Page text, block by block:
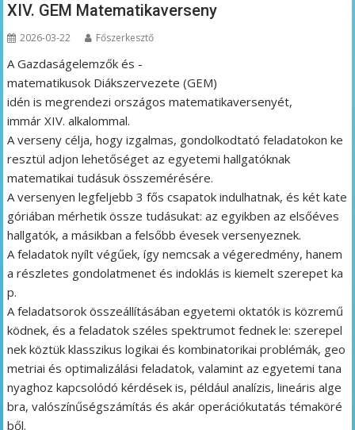
XIV. GEM Matematikaverseny
2026-03-22 Főszerkesztő
A Gazdaságelemzők és -
matematikusok Diákszervezete (GEM)
idén is megrendezi országos matematikaversenyét,
immár XIV. alkalommal.
A verseny célja, hogy izgalmas, gondolkodtató feladatokon ke
resztül adjon lehetőséget az egyetemi hallgatóknak
matematikai tudásuk összemérésére.
A versenyen legfeljebb 3 fős csapatok indulhatnak, és két kate
góriában mérhetik össze tudásukat: az egyikben az elsőéves
hallgatók, a másikban a felsőbb évesek versenyeznek.
A feladatok nyílt végűek, így nemcsak a végeredmény, hanem
a részletes gondolatmenet és indoklás is kiemelt szerepet ka
p.
A feladatsorok összeállításában egyetemi oktatók is közremű
ködnek, és a feladatok széles spektrumot fednek le: szerepel
nek köztük klasszikus logikai és kombinatorikai problémák, geo
metriai és optimalizálási feladatok, valamint az egyetemi tana
nyaghoz kapcsolódó kérdések is, például analízis, lineáris alge
bra, valószínűségszámítás és akár operációkutatás témaköré
ből.